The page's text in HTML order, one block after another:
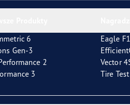
6
Gen-3
2
3
Eagle
Vector
Tire